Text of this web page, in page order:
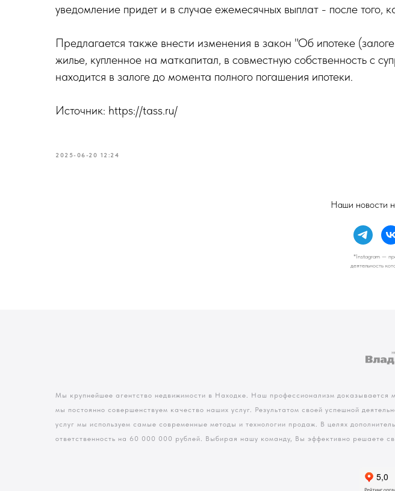
уведомление придет и в случае ежемесячных выплат - после того,
Предлагается также внести изменения в закон "Об ипотеке
жилье, купленное на маткапитал, в совместную собственность с
находится в залоге до момента полного погашения ипотеки.
Источник: https://tass.ru/
2025-06-20 12:24
Наши новости
*Instagram —
деятельность
Мы крупнейшее агентство недвижимости в Находке. Наш профессионализм
мы постоянно совершенствуем качество наших услуг. Результатом своей успешной
услуг мы используем самые современные методы и технологии продаж. В целях
ответственность на 60 000 000 рублей. Выбирая нашу команду, Вы эффективно решаете